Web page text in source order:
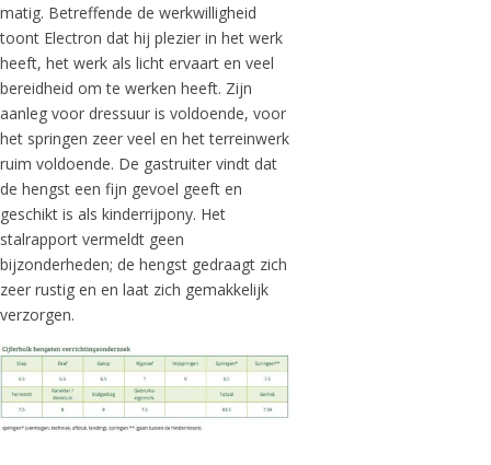
matig. Betreffende de werkwilligheid
toont Electron dat hij plezier in het werk
heeft, het werk als licht ervaart en veel
bereidheid om te werken heeft. Zijn
aanleg voor dressuur is voldoende, voor
het springen zeer veel en het terreinwerk
ruim voldoende. De gastruiter vindt dat
de hengst een fijn gevoel geeft en
geschikt is als kinderrijpony. Het
stalrapport vermeldt geen
bijzonderheden; de hengst gedraagt zich
zeer rustig en en laat zich gemakkelijk
verzorgen.